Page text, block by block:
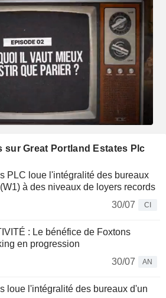
sur Great Portland Estates Plc
PLC loue l'intégralité des bureaux
à des niveaux de loyers records
30/07
CI
: Le bénéfice de Foxtons
en progression
30/07
AN
loue l'intégralité des bureaux d'un